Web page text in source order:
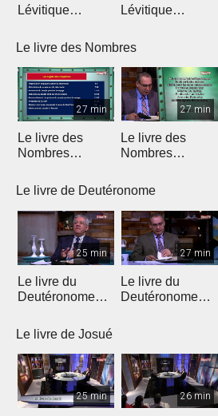
Lévitique
Lévitique
Le livre des Nombres
27 min
Le livre des
Nombres
27 min
Le livre des
Nombres
Le livre de Deutéronome
25 min
Le livre du
Deutéronome
27 min
Le livre du
Deutéronome
Le livre de Josué
25 min 26 min